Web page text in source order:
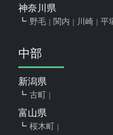
神奈川県
野毛 関内 川崎 平
中部
新潟県
古町
富山県
桜木町